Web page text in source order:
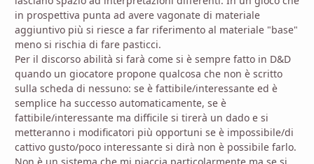
in prospettiva punta ad avere vagonate di materiale
aggiuntivo più si riesce a far riferimento al materiale "base"
meno si rischia di fare pasticci.
Per il discorso abilità si farà come si è sempre fatto in D&D
quando un giocatore propone qualcosa che non è scritto
sulla scheda di nessuno: se è fattibile/interessante ed è
semplice ha successo automaticamente, se è
fattibile/interessante ma difficile si tirerà un dado e si
metteranno i modificatori più opportuni se è impossibile/di
cattivo gusto/poco interessante si dirà non è possibile farlo.